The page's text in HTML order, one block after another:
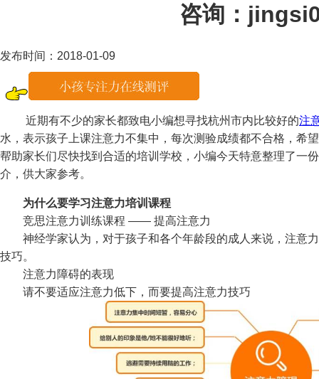
咨询：
发布时间：2018-01-09
近期有不少的家长都致电小编想寻找杭州市内比较好的注
水，表示孩子上课注意力不集中，每次测验成绩都不合格，希
帮助家长们尽快找到合适的培训学校，小编今天特意整理了一份
介，供大家参考。
为什么要学习注意力培训课程
竞思注意力训练课程 —— 提高注意力
神经学家认为，对于孩子和各个年龄段的成人来说，注意
技巧。
注意力障碍的表现
请不要适应注意力低下，而要提高注意力技巧